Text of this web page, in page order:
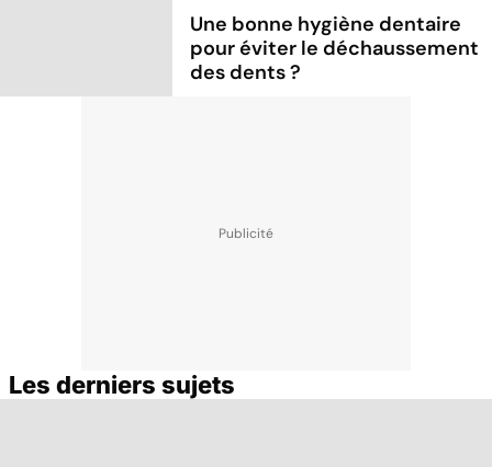
Une bonne hygiène dentaire
pour éviter le déchaussement
des dents ?
Les derniers sujets